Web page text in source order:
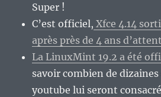
Super !
C’est officiel, Xfce 4.14
après près de 4 ans
La LinuxMint 19.2 a été
savoir combien de dizaines
youtube lui seront